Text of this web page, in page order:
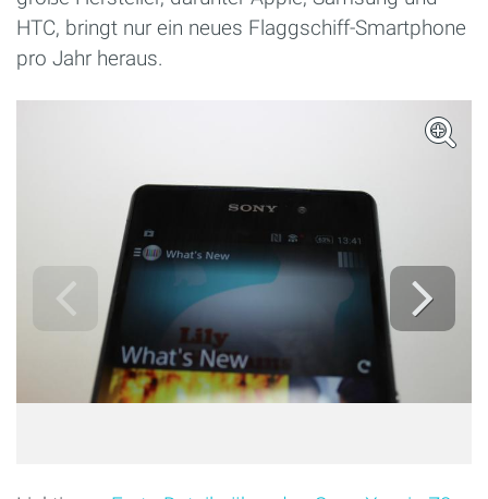
HTC, bringt nur ein neues Flaggschiff-Smartphone
pro Jahr heraus.